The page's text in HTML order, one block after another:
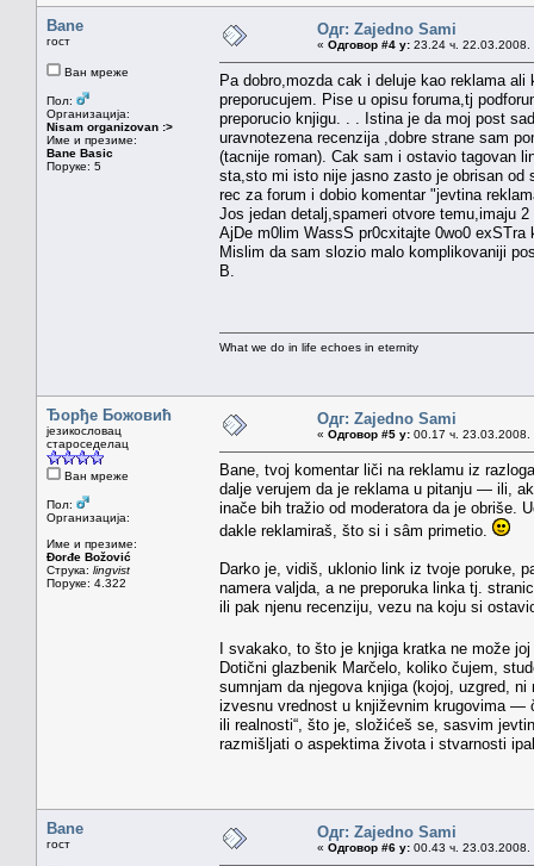
Bane
гост
Ван мреже
Пол:
Организација:
Nisam organizovan :>
Име и презиме:
Bane Basic
Поруке: 5
Одг: Zajedno Sami
« Одговор #4 у: 23.24 ч. 22.03.2008.
Pa dobro,mozda cak i deluje kao reklama
preporucujem. Pise u opisu foruma,tj
preporucio knjigu. . . Istina je da moj post
uravnotezena recenzija ,dobre strane sam
(tacnije roman). Cak sam i ostavio tagovan
sta,sto mi isto nije jasno zasto je obrisan od
rec za forum i dobio komentar "jevtina
Jos jedan detalj,spameri otvore temu,imaju
AjDe m0lim WassS pr0cxitajte 0wo0
Mislim da sam slozio malo komplikovaniji
B.
What we do in life echoes in eternity
Ђорђе Божовић
језикословац
староседелац
Ван мреже
Пол:
Организација:
Име и презиме:
Đorđe Božović
Струка: lingvist
Поруке: 4.322
Одг: Zajedno Sami
« Одговор #5 у: 00.17 ч. 23.03.2008.
Bane, tvoj komentar liči na reklamu iz
dalje verujem da je reklama u pitanju — ili,
inače bih tražio od moderatora da je obriše.
dakle reklamiraš, što si i sâm primetio.
Darko je, vidiš, uklonio link iz tvoje poruke,
namera valjda, a ne preporuka linka tj.
ili pak njenu recenziju, vezu na koju si
I svakako, to što je knjiga kratka ne može
Dotični glazbenik Marčelo, koliko čujem,
sumnjam da njegova knjiga (kojoj, uzgred,
izvesnu vrednost u književnim krugovima —
ili realnosti“, što je, složićeš se, sasvim
razmišljati o aspektima života i stvarnosti
Bane
гост
Одг: Zajedno Sami
« Одговор #6 у: 00.43 ч. 23.03.2008.